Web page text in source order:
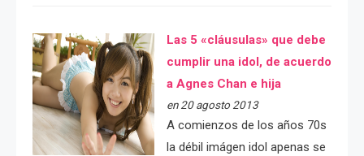
Las 5 «cláusulas» que debe
cumplir una idol, de acuerdo
a Agnes Chan e hija
en 20 agosto 2013
A comienzos de los años 70s
la débil imágen idol apenas se